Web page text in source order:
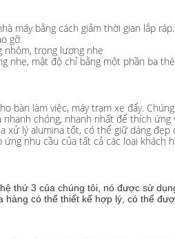
máy bằng cách giảm thời gian lắp
gỡ.
nhôm, trọng lượng nhẹ
nhẹ, mật độ chỉ bằng một phần ba
bàn làm việc, máy trạm xe đẩy.
nhanh chóng, nhanh nhất để thích
xử lý alumina tốt, có thể giữ dáng
nhu cầu của tất cả các loại khách
thứ 3 của chúng tôi, nó được sử
hàng có thể thiết kế hợp lý, có thể